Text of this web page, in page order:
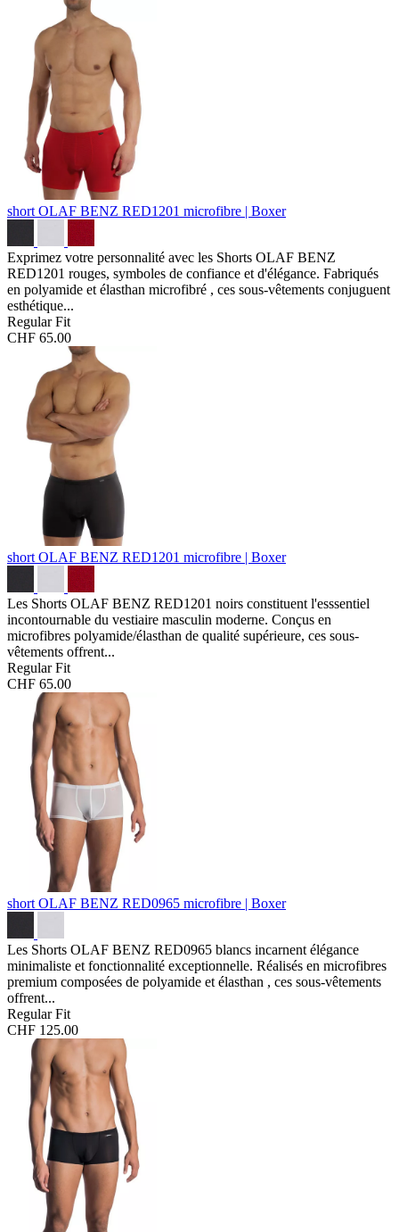
short OLAF BENZ RED1201 microfibre | Boxer
Exprimez votre personnalité avec les Shorts OLAF BENZ
RED1201 rouges, symboles de confiance et d'élégance. Fabriqués
en polyamide et élasthan microfibré , ces sous-vêtements conjuguent
esthétique...
Regular Fit
CHF 65.00
short OLAF BENZ RED1201 microfibre | Boxer
Les Shorts OLAF BENZ RED1201 noirs constituent l'esssentiel
incontournable du vestiaire masculin moderne. Conçus en
microfibres polyamide/élasthan de qualité supérieure, ces sous-
vêtements offrent...
Regular Fit
CHF 65.00
short OLAF BENZ RED0965 microfibre | Boxer
Les Shorts OLAF BENZ RED0965 blancs incarnent élégance
minimaliste et fonctionnalité exceptionnelle. Réalisés en microfibres
premium composées de polyamide et élasthan , ces sous-vêtements
offrent...
Regular Fit
CHF 125.00